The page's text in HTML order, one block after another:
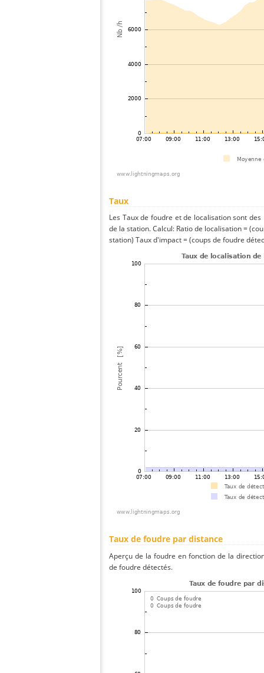
Taux
Les Taux de foudre et de localisation sont
de la station. Calcul: Ratio de localisation =
station) Taux d'impact = (coups de foudre
Taux de foudre par distance
Aperçu de la foudre en fonction de la
de foudre détectés.